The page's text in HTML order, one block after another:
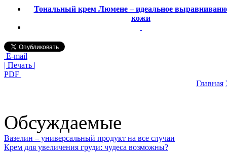
Тональный крем Люмене – идеальное
кожи
E-mail
| Печать |
PDF
Главная
Обсуждаемые
Вазелин – универсальный продукт на все случаи
Крем для увеличения груди: чудеса возможны?